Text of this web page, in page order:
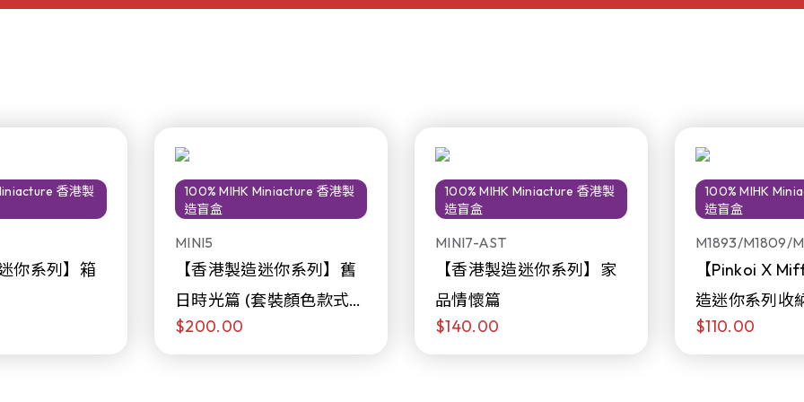
香港製
你系列】箱
100% MIHK Miniacture 香港製
造盲盒
MINI5
【香港製造迷你系列】舊
日時光篇 (套裝顏色款式隨
機販售)
$200.00
100% MIHK Miniacture 香港製
造盲盒
MINI7-AST
【香港製造迷你系列】家
品情懷篇
$140.00
100% MIHK
造盲盒
M1893/M1809/
【Pinkoi X
造迷你系列收
日限定發售)
$110.00